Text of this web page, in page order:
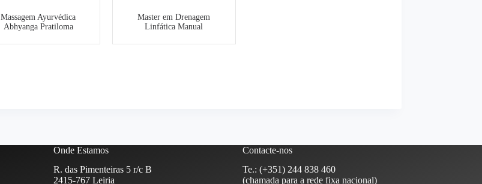
Massagem Ayurvédica
Abhyanga Pratiloma
Master em Drenagem
Linfática Manual
Onde Estamos
R. das Pimenteiras 5 r/c B
2415-767 Leiria
Contacte-nos
Te.: (+351) 244 838 460
(chamada para a rede fixa nacional)